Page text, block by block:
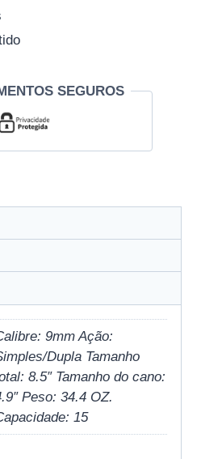
SEGUROS
9mm Ação:
Dupla Tamanho
8.5″ Tamanho do cano:
Peso: 34.4 OZ.
15